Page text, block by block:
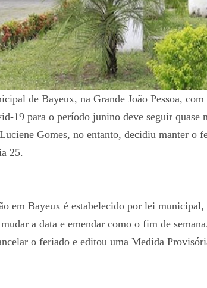
de Bayeux, na Grande João Pessoa,
19 para o período junino deve seguir quase
Gomes, no entanto, decidiu manter o
25.
em Bayeux é estabelecido por lei
a data e emendar como o fim de
o feriado e editou uma Medida